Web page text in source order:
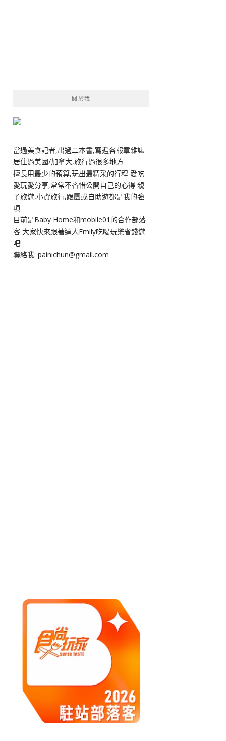
關於我
當過美食記者,出過二本書,寫遍各報章雜誌
居住過美國/加拿大,旅行過很多地方
擅長用最少的預算,玩出最精采的行程 愛吃
愛玩愛分享,常常不吝惜公開自己的心得 親
子旅遊,小資旅行,跟團或自助遊都是我的強
項
目前是Baby Home和mobile01的合作部落
客 大家快來跟著達人Emily吃喝玩樂省錢遊
吧!
聯絡我: painichun@gmail.com